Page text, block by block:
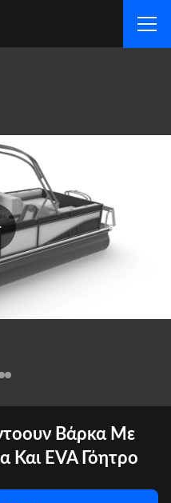
Βάρκα Με
Και EVA Γόητρο